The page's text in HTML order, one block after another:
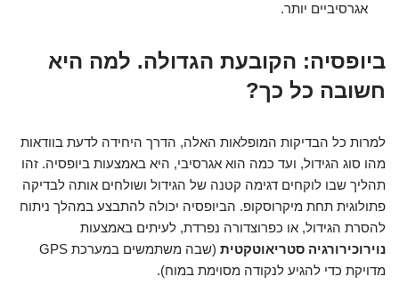
אגרסיביים יותר.
ביופסיה: הקובעת הגדולה. למה היא
חשובה כל כך?
למרות כל הבדיקות המופלאות האלה, הדרך היחידה לדעת בוודאות
מהו סוג הגידול, ועד כמה הוא אגרסיבי, היא באמצעות ביופסיה. זהו
תהליך שבו לוקחים דגימה קטנה של הגידול ושולחים אותה לבדיקה
פתולוגית תחת מיקרוסקופ. הביופסיה יכולה להתבצע במהלך ניתוח
להסרת הגידול, או כפרוצדורה נפרדת, לעיתים באמצעות
נוירוכירורגיה סטריאוטקטית
(שבה משתמשים במערכת GPS
מדויקת כדי להגיע לנקודה מסוימת במוח).